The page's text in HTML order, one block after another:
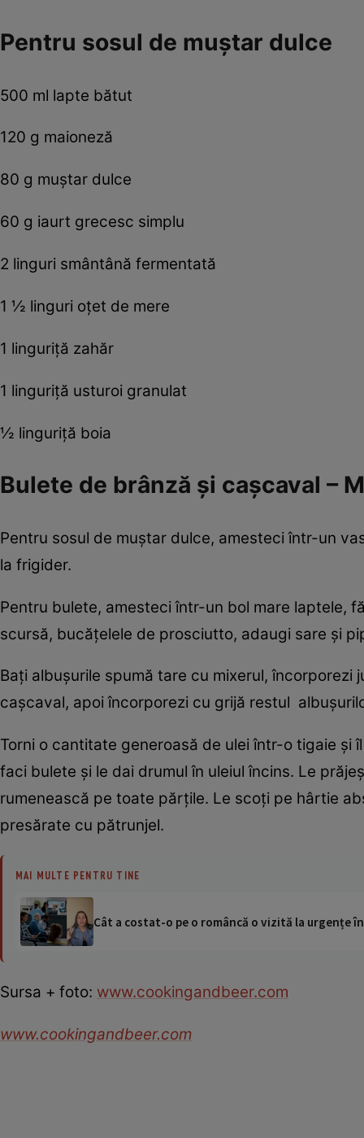
Pentru sosul de muştar dulce
500 ml lapte bătut
120 g maioneză
80 g muştar dulce
60 g iaurt grecesc simplu
2 linguri smântână fermentată
1 ½ linguri oţet de mere
1 linguriţă zahăr
1 linguriţă usturoi granulat
½ linguriţă boia
Bulete de brânză şi caşcaval –
Pentru sosul de muştar dulce, amesteci într-un
la frigider.
Pentru bulete, amesteci într-un bol mare laptele,
scursă, bucăţelele de prosciutto, adaugi sare şi
Baţi albuşurile spumă tare cu mixerul,
caşcaval, apoi încorporezi cu grijă restul
Torni o cantitate generoasă de ulei într-o tigaie şi
faci bulete şi le dai drumul în uleiul încins. Le
rumenească pe toate părţile. Le scoţi pe hârtie
presărate cu pătrunjel.
MAI MULTE PENTRU TINE
Cât a costat-o pe o româncă o vizită la urgențe
Sursa + foto: www.cookingandbeer.com
www.cookingandbeer.com